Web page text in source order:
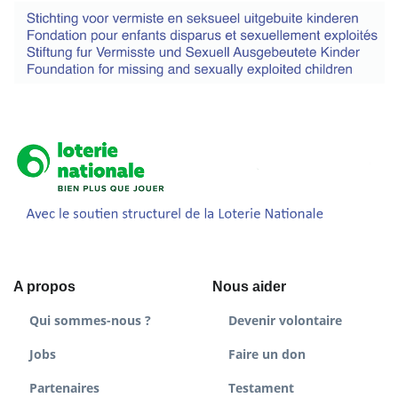
A propos
Qui sommes-nous ?
Jobs
Partenaires
Nous aider
Devenir volontaire
Faire un don
Testament